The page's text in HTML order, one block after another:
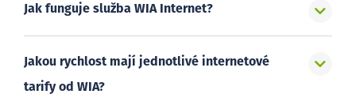
Jak funguje služba WIA Internet?
Jakou rychlost mají jednotlivé internetové
tarify od WIA?